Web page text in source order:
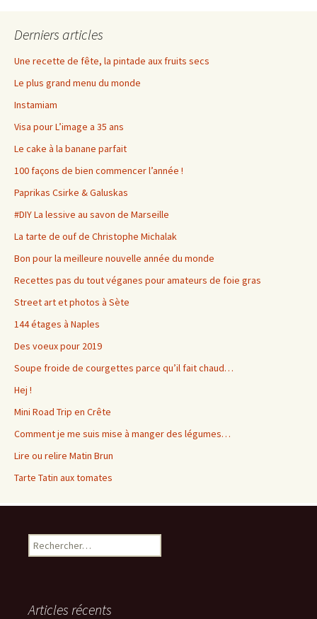
Derniers articles
Une recette de fête, la pintade aux fruits secs
Le plus grand menu du monde
Instamiam
Visa pour L’image a 35 ans
Le cake à la banane parfait
100 façons de bien commencer l’année !
Paprikas Csirke & Galuskas
#DIY La lessive au savon de Marseille
La tarte de ouf de Christophe Michalak
Bon pour la meilleure nouvelle année du monde
Recettes pas du tout véganes pour amateurs de foie gras
Street art et photos à Sète
144 étages à Naples
Des voeux pour 2019
Soupe froide de courgettes parce qu’il fait chaud…
Hej !
Mini Road Trip en Crête
Comment je me suis mise à manger des légumes…
Lire ou relire Matin Brun
Tarte Tatin aux tomates
Rechercher :
Articles récents